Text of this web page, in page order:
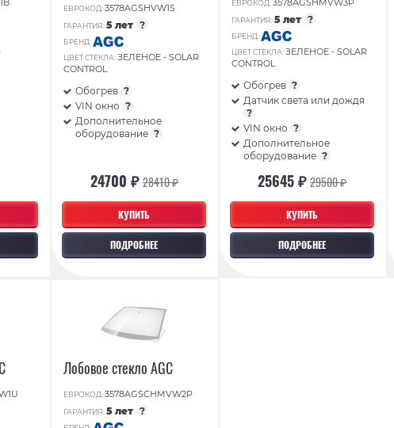
КУПИТЬ
ПОДРОБНЕЕ
ЕВРОКОД:3578AGSHVW1S
ГАРАНТИЯ:5 лет ?
БРЕНД:
ЦВЕТ СТЕКЛА:ЗЕЛЕНОЕ - SOLAR
CONTROL
Обогрев ?
VIN окно ?
Дополнительное
оборудование ?
24700 ₽28410 ₽
КУПИТЬ
ПОДРОБНЕЕ
ЕВРОКОД:3578AGSHMVW3P
ГАРАНТИЯ:5 лет ?
БРЕНД:
ЦВЕТ СТЕКЛА:ЗЕЛЕНОЕ - SOLAR
CONTROL
Обогрев ?
Датчик света или дождя
?
VIN окно ?
Дополнительное
оборудование ?
25645 ₽29500 ₽
Лобовое стекло AGC
ЕВРОКОД:3578AGSCHMVW2P
ГАРАНТИЯ:5 лет ?